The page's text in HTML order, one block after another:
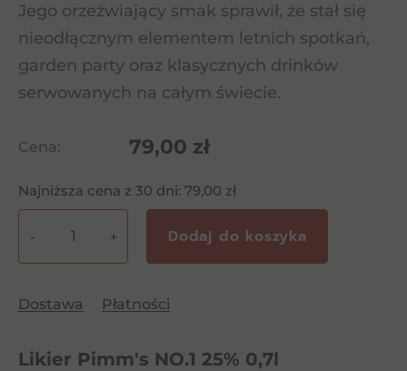
Jego orzeźwiający smak sprawił, że stał się
nieodłącznym elementem letnich spotkań,
garden party oraz klasycznych drinków
serwowanych na całym świecie.
Cena: 79,00 zł
Najniższa cena z 30 dni: 79,00 zł
Likier
NO.1
0,7l
- + Dodaj do koszyka
Dostawa Płatności
Likier Pimm's NO.1 25% 0,7l